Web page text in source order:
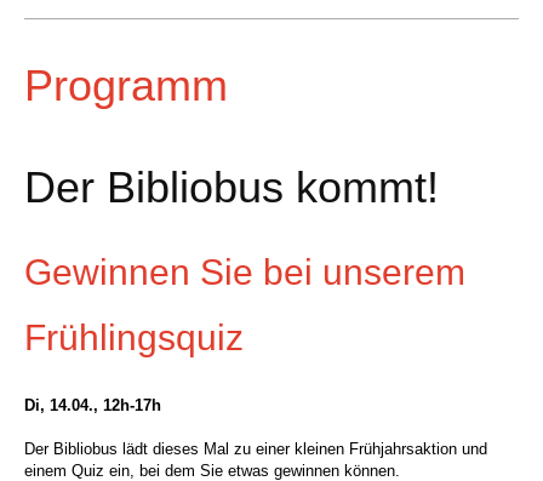
Programm
Der Bibliobus kommt!
Gewinnen Sie bei unserem
Frühlingsquiz
Di, 14.04., 12h-17h
Der Bibliobus lädt dieses Mal zu einer kleinen Frühjahrsaktion und
einem Quiz ein, bei dem Sie etwas gewinnen können.